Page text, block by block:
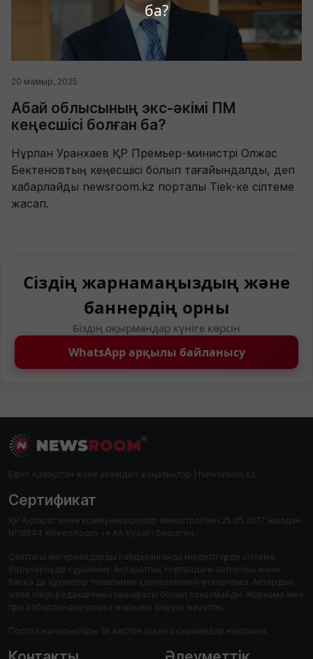
ба?
20 мамыр, 2025
Абай облысының экс-әкімі ПМ
кеңесшісі болған ба?
Нұрлан Уранхаев ҚР Премьер-министрі Олжас
Бектеновтың кеңесшісі болып тағайындалды, деп
хабарлайды newsroom.kz порталы Tiek-ке сілтеме
жасап.
Сіздің жарнамаңыздың және
баннердің орны
Біздің оқырмандар күніге көрсін
WhatsApp арқылы байланысу
Бүгінгі Қазақстан және әлемдегі жаңалықтар | Newsroom.kz
Сертификат
ҚР Ақпарат және коммуникациялар министрлігінің 25.05.2017 жылдан
№16544 «NewsRoom +» АА Куәлігі берілген.
Сайттағы материалдарды пайдаланғанда міндетті түрде сілтеме
берулеріңізді сұраймыз. Ақпараттық порталдағы авторлық және
басқа да құқықтар толығымен қорғалатынын ескертеміз. Автордың
жеке пікірі редакцияның көзқарасы болып саналмайды. Жарнама мен
түрлі хабарландыруларға жарнама беруші жауапты.
Портал жаңалықтары 18 жастан асқан оқырмандар назарына.